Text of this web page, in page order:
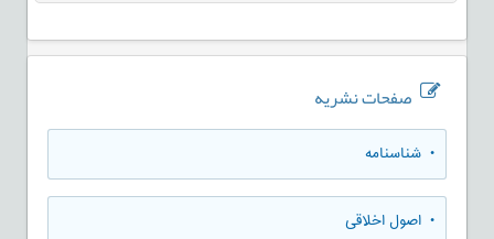
صفحات نشریه
• شناسنامه
• اصول اخلاقی